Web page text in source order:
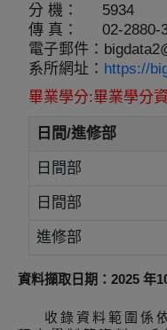
分 機：
5934
傳 真：
02-2880-
電子郵件：
系所網址： https://
畢業學分:畢業學分
日間/進修部
日間部
日間部
進修部
資料擷取日期：2025 年
收錄資料範圍係